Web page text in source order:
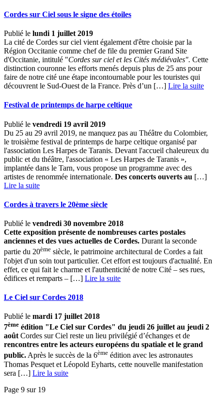
Cordes sur Ciel sous le signe des étoiles
Publié le lundi 1 juillet 2019
La cité de Cordes sur ciel vient également d'être choisie par la
Région Occitanie comme chef de file du premier Grand Site
d'Occitanie, intitulé "Cordes sur ciel et les Cités médiévales". Cette
distinction couronne les efforts menés depuis plus de 25 ans pour
faire de notre cité une étape incontournable pour les touristes qui
découvrent le Sud-Ouest de la France. Près d’un […] ­ Lire la suite
Festival de printemps de harpe celtique
Publié le vendredi 19 avril 2019
Du 25 au 29 avril 2019, ne manquez pas au Théâtre du Colombier,
le troisième festival de printemps de harpe celtique organisé par
l'association Les Harpes de Taranis. Devant l'accueil chaleureux du
public et du théâtre, l'association « Les Harpes de Taranis »,
implantée dans le Tarn, vous propose un programme avec des
artistes de renommée internationale. Des concerts ouverts au […] ­
Lire la suite
Cordes à travers le 20ème siècle
Publié le vendredi 30 novembre 2018
Cette exposition présente de nombreuses cartes postales
anciennes et des vues actuelles de Cordes. Durant la seconde
partie du 20ème siècle, le patrimoine architectural de Cordes a fait
l'objet d'un soin tout particulier. Cet effort est toujours d'actualité. En
effet, ce qui fait le charme et l'authenticité de notre Cité – ses rues,
édifices et remparts – […] ­ Lire la suite
Le Ciel sur Cordes 2018
Publié le mardi 17 juillet 2018
7ème édition "Le Ciel sur Cordes" du jeudi 26 juillet au jeudi 2
aoûtCordes sur Ciel reste un lieu privilégié d’échanges et de
rencontres entre les acteurs européens du spatiale et le grand
public.Après le succès de la 6ème édition avec les astronautes
Thomas Pesquet et Léopold Eyharts, cette nouvelle manifestation
sera […] ­ Lire la suite
Page 9 sur 19